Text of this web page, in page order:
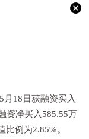
18日获融资买入
资净买入585.55万
例为2.85%。